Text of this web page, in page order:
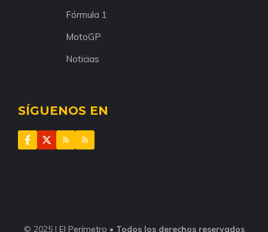
Fórmula 1
MotoGP
Noticias
SÍGUENOS EN
© 2025 | El Perímetro • Todos los derechos reservados